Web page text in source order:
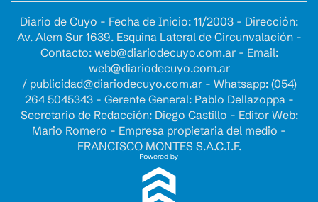
Diario de Cuyo - Fecha de Inicio: 11/2003 - Dirección:
Av. Alem Sur 1639. Esquina Lateral de Circunvalación -
Contacto: web@diariodecuyo.com.ar- Email:
web@diariodecuyo.com.ar
/ publicidad@diariodecuyo.com.ar- Whatsapp: (054)
264 5045343 - Gerente General: Pablo Dellazoppa -
Secretario de Redacción: Diego Castillo - Editor Web:
Mario Romero - Empresa propietaria del medio -
FRANCISCO MONTES S.A.C.I.F.